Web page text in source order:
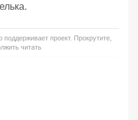
проект. Прокрутите,
читать